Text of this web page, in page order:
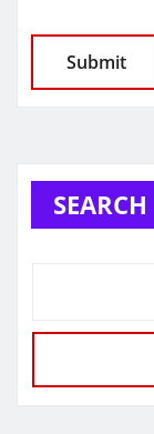
SEARCH